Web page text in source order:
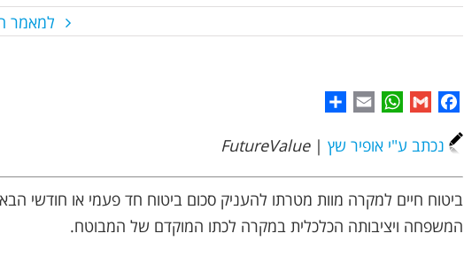
למאמר
Facebook
Gmail
WhatsApp
Email
נכתב ע"י אופיר שץ |
FutureValue
ביטוח חיים למקרה מוות מטרתו להעניק סכום ביטוח חד פעמי או חודשי
המשפחה ויציבותה הכלכלית במקרה לכתו המוקדם של המבוטח.